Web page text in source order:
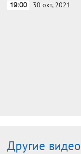
19:00 30 окт, 2021
Другие видео